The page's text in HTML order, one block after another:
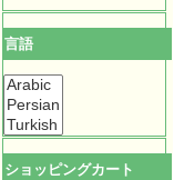
言語
ショッピングカート